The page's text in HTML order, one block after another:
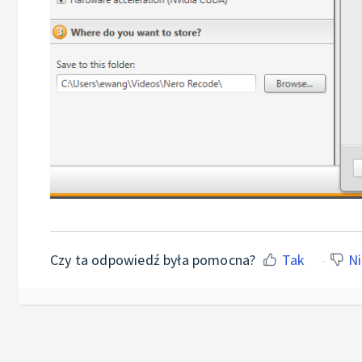
Czy ta odpowiedź była pomocna? Tak